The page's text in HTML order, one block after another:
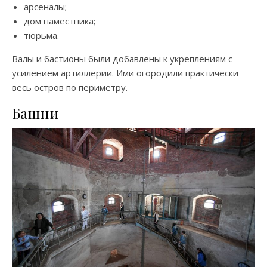
арсеналы;
дом наместника;
тюрьма.
Валы и бастионы были добавлены к укреплениям с
усилением артиллерии. Ими огородили практически
весь остров по периметру.
Башни